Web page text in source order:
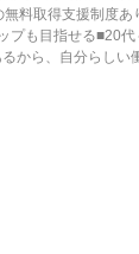
料取得支援制度あ
プも目指せる■20
から、自分らしい